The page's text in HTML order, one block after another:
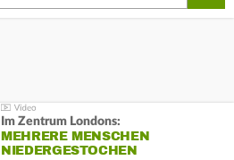
Im Zentrum Londons:
MEHRERE MENSCHEN
NIEDERGESTOCHEN